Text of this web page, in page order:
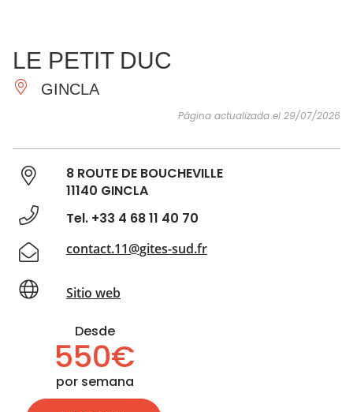
IMPRESCINDIBLES
HACER
LE PETIT DUC
GINCLA
Página actualizada el 29/07/2026
8 ROUTE DE BOUCHEVILLE
11140 GINCLA
Tel. +33 4 68 11 40 70
contact.11@gites-sud.fr
Sitio web
Desde
550€
por semana